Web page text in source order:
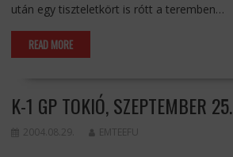
után egy tiszteletkört is rótt a teremben…
READ MORE
K-1 GP TOKIÓ, SZEPTEMBER 25.
2004.08.29. EMTEEFU